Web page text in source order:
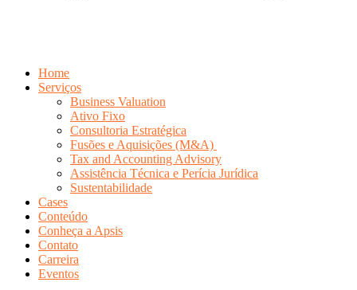
Home
Serviços
Business Valuation
Ativo Fixo
Consultoria Estratégica
Fusões e Aquisições (M&A)
Tax and Accounting Advisory
Assistência Técnica e Perícia Jurídica
Sustentabilidade
Cases
Conteúdo
Conheça a Apsis
Contato
Carreira
Eventos